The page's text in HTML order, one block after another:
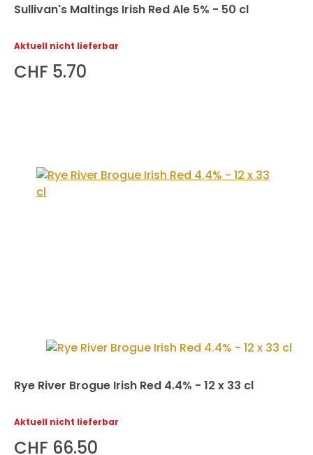
Sullivan's Maltings Irish Red Ale 5% - 50 cl
Aktuell nicht lieferbar
CHF 5.70
Rye River Brogue Irish Red 4.4% - 12 x 33 cl
Aktuell nicht lieferbar
CHF 66.50